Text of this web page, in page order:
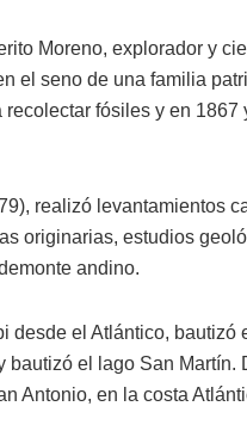
Moreno, explorador y
el seno de una familia
fósiles y en 1867
realizó levantamientos
originarias, estudios
andino.
desde el Atlántico, bautizó
bautizó el lago San Martín.
Antonio, en la costa